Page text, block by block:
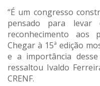
“É um congresso
pensado para levar
reconhecimento aos
Chegar à 15ª edição
e a importância
ressaltou Ivaldo
CRENF.